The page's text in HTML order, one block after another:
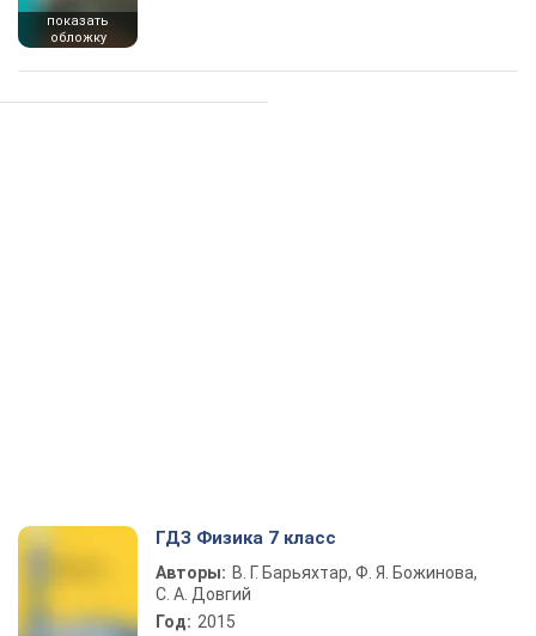
показать
обложку
ГДЗ Физика 7 класс
Авторы: В. Г. Барьяхтар, Ф. Я. Божинова,
С. А. Довгий
Год: 2015